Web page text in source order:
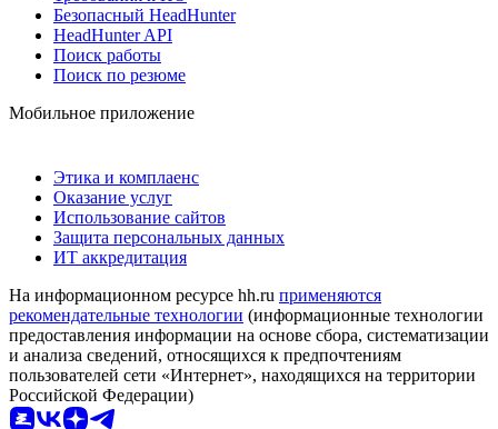
Безопасный HeadHunter
HeadHunter API
Поиск работы
Поиск по резюме
Мобильное приложение
Этика и комплаенс
Оказание услуг
Использование сайтов
Защита персональных данных
ИТ аккредитация
На информационном ресурсе hh.ru применяются
рекомендательные технологии (информационные технологии
предоставления информации на основе сбора, систематизации
и анализа сведений, относящихся к предпочтениям
пользователей сети «Интернет», находящихся на территории
Российской Федерации)